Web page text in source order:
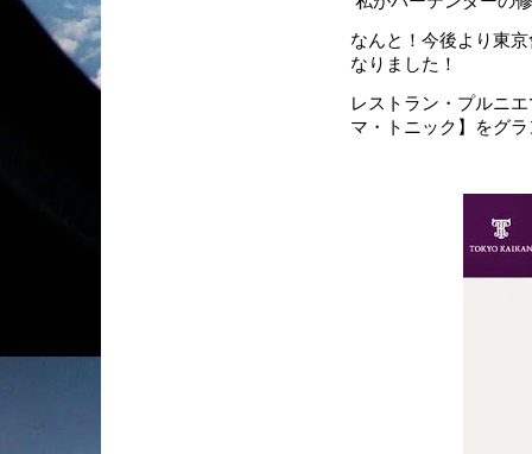
なんと！今後より東
なりました！
レストラン・プルニ
マ・トニック】をグ